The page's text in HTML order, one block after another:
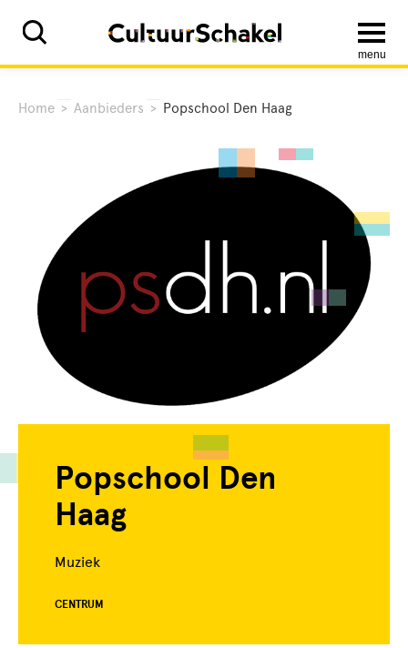
menu
Home > Aanbieders > Popschool Den Haag
Popschool Den
Haag
Muziek
CENTRUM